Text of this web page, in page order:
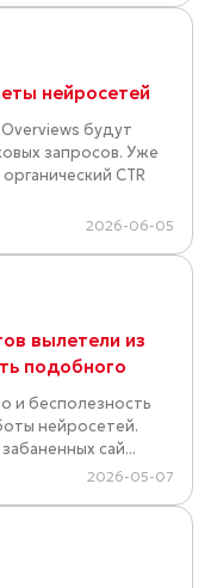
нейросетей
будут
запросов. Уже
CTR
2026-06-05
вылетели из
подобного
и бесполезность
нейросетей.
сай...
2026-05-07